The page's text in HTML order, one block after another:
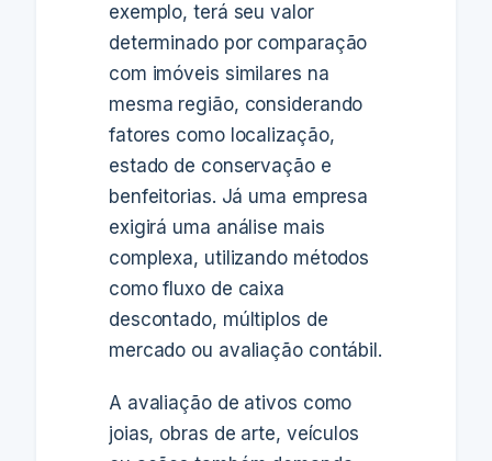
exemplo, terá seu valor
determinado por comparação
com imóveis similares na
mesma região, considerando
fatores como localização,
estado de conservação e
benfeitorias. Já uma empresa
exigirá uma análise mais
complexa, utilizando métodos
como fluxo de caixa
descontado, múltiplos de
mercado ou avaliação contábil.
A avaliação de ativos como
joias, obras de arte, veículos